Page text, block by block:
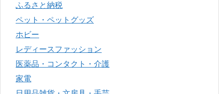
ふるさと納税
ペット・ペットグッズ
ホビー
レディースファッション
医薬品・コンタクト・介護
家電